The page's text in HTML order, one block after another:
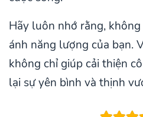
Hãy luôn nhớ rằng,
ánh năng lượng của bạn.
không chỉ giúp cải thiện
lại sự yên bình và thịnh